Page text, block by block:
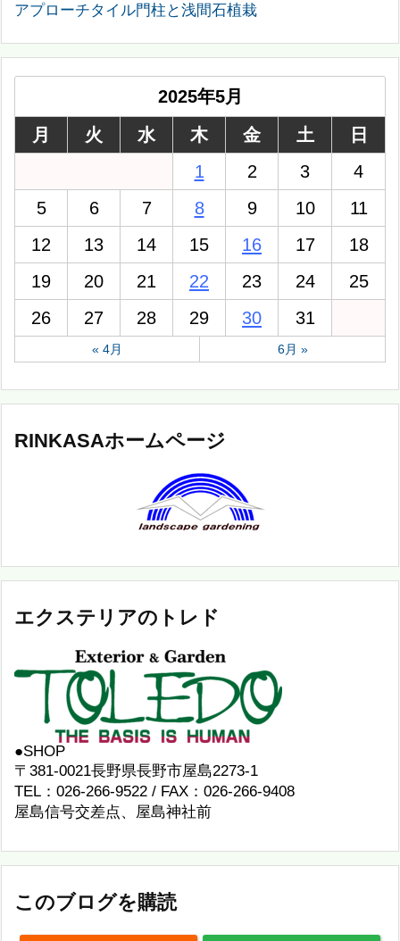
アプローチタイル門柱と浅間石植栽
2025年5月
月
火 水 木 金 土
日
1
2 3
4
5
6 7 8 9 10
11
12
13 14 15 16 17
18
19
20 21 22 23 24
25
26
27 28 29 30 31
« 4月 6月 »
RINKASAホームページ
エクステリアのトレド
●SHOP
〒381-0021長野県長野市屋島2273-1
TEL：026-266-9522 / FAX：026-266-9408
屋島信号交差点、屋島神社前
このブログを購読